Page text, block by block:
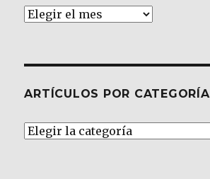
Archivos
ARTÍCULOS POR CATEGORÍA
Artículos